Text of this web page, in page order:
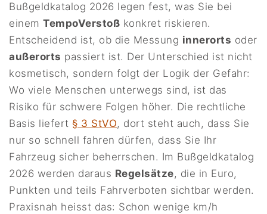
Bußgeldkatalog 2026 legen fest, was Sie bei
einemTempoVerstoß konkret riskieren.
Entscheidend ist, ob die Messung innerorts oder
außerorts passiert ist. Der Unterschied ist nicht
kosmetisch, sondern folgt der Logik der Gefahr:
Wo viele Menschen unterwegs sind, ist das
Risiko für schwere Folgen höher. Die rechtliche
Basis liefert § 3 StVO, dort steht auch, dass Sie
nur so schnell fahren dürfen, dass Sie Ihr
Fahrzeug sicher beherrschen. Im Bußgeldkatalog
2026 werden daraus Regelsätze, die in Euro,
Punkten und teils Fahrverboten sichtbar werden.
Praxisnah heisst das: Schon wenige km/h